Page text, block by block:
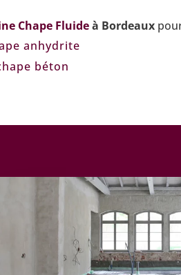
Chape Fluideà Bordeaux
anhydrite
béton